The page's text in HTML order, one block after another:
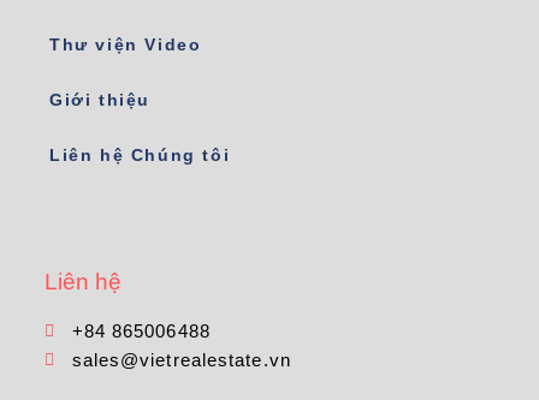
Thư viện Video
Giới thiệu
Liên hệ Chúng tôi
Liên hệ
+84 865006488
sales@vietrealestate.vn